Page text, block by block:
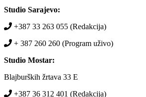
Studio Sarajevo:
+387 33 263 055 (Redakcija)
+ 387 260 260 (Program uživo)
Studio Mostar:
Blajburških žrtava 33 E
+387 36 312 401 (Redakcija)